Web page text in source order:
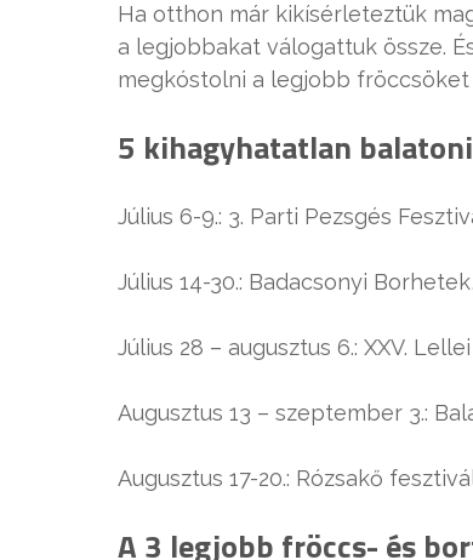
Ha otthon már kikísérleteztük
a legjobbakat válogattuk össze.
megkóstolni a legjobb fröccsöket
5 kihagyhatatlan
Július 6-9.: 3. Parti Pezsgés
Július 14-30.: Badacsonyi
Július 28 – augusztus 6.: XXV.
Augusztus 13 – szeptember 3.:
Augusztus 17-20.: Rózsakő
A 3 legjobb fröccs- és